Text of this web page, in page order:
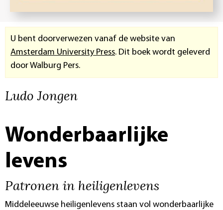
U bent doorverwezen vanaf de website van
Amsterdam University Press. Dit boek wordt geleverd
door Walburg Pers.
Ludo Jongen
Wonderbaarlijke
levens
Patronen in heiligenlevens
Middeleeuwse heiligenlevens staan vol wonderbaarlijke